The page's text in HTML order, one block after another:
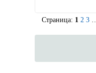
Страница: 1 2 3